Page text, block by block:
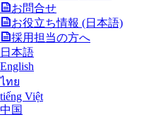
お問合せ
お役立ち情報 (日本語)
採用担当の方へ
日本語
English
ไทย
tiếng Việt
中国